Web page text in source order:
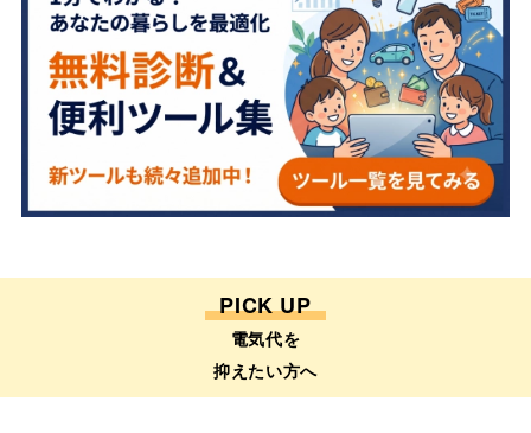
PICK UP
電気代を
抑えたい方へ